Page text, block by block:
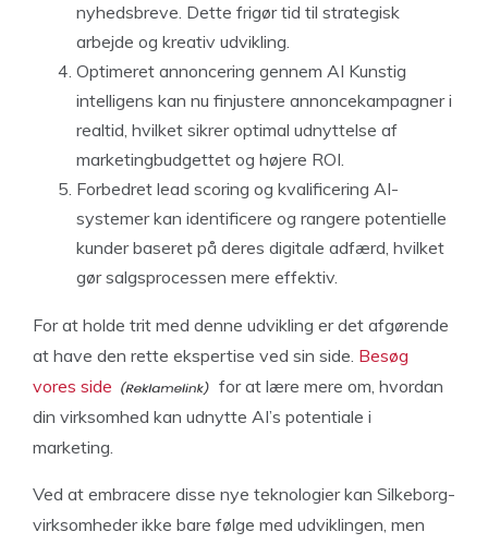
nyhedsbreve. Dette frigør tid til strategisk
arbejde og kreativ udvikling.
Optimeret annoncering gennem AI Kunstig
intelligens kan nu finjustere annoncekampagner i
realtid, hvilket sikrer optimal udnyttelse af
marketingbudgettet og højere ROI.
Forbedret lead scoring og kvalificering AI-
systemer kan identificere og rangere potentielle
kunder baseret på deres digitale adfærd, hvilket
gør salgsprocessen mere effektiv.
For at holde trit med denne udvikling er det afgørende
at have den rette ekspertise ved sin side. Besøg
vores side
for at lære mere om, hvordan
din virksomhed kan udnytte AI’s potentiale i
marketing.
Ved at embracere disse nye teknologier kan Silkeborg-
virksomheder ikke bare følge med udviklingen, men